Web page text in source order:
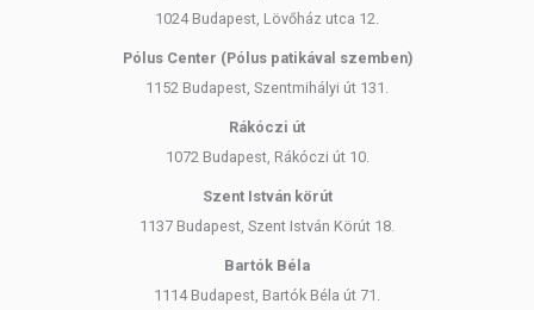
1024 Budapest, Lövőház utca 12.
Pólus Center (Pólus patikával szemben)
1152 Budapest, Szentmihályi út 131.
Rákóczi út
1072 Budapest, Rákóczi út 10.
Szent István körút
1137 Budapest, Szent István Körút 18.
Bartók Béla
1114 Budapest, Bartók Béla út 71.